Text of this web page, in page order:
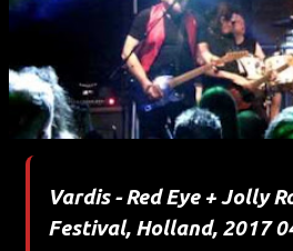
Vardis - Red Eye + Jolly
Festival, Holland, 2017